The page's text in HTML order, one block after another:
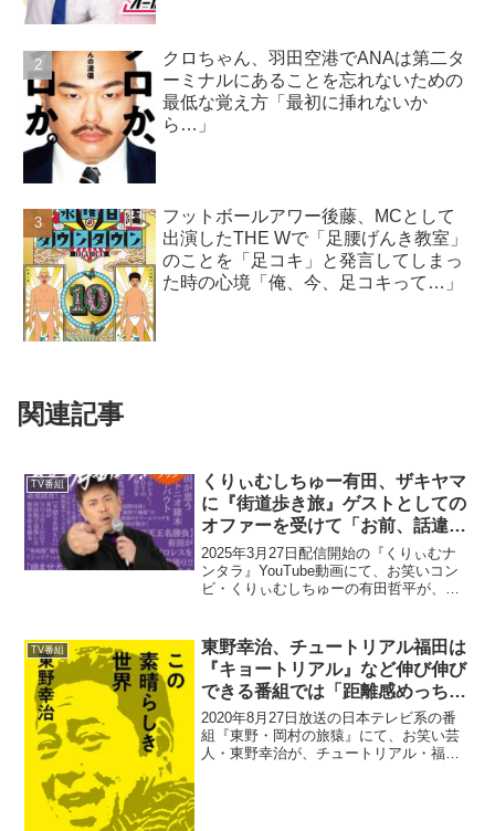
クロちゃん、羽田空港でANAは第二タ
ーミナルにあることを忘れないための
最低な覚え方「最初に挿れないか
ら…」
フットボールアワー後藤、MCとして
出演したTHE Wで「足腰げんき教室」
のことを「足コキ」と発言してしまっ
た時の心境「俺、今、足コキって…」
関連記事
TV番組
くりぃむしちゅー有田、ザキヤマ
に『街道歩き旅』ゲストとしての
オファーを受けて「お前、話違う
じゃねぇか！」とブチギレてしま
った理由
2025年3月27日配信開始の『くりぃむナ
ンタラ』YouTube動画にて、お笑いコン
ビ・くりぃむしちゅーの有田哲平が、ザ
ぇか！」とブチギレてしまった理由につ
いて語ってい...
TV番組
東野幸治、チュートリアル福田は
『キョートリアル』など伸び伸び
できる番組では「距離感めっちゃ
近くて、言葉づかい汚い」と発言
2020年8月27日放送の日本テレビ系の番
組『東野・岡村の旅猿』にて、お笑い芸
人・東野幸治が、チュートリアル・福田